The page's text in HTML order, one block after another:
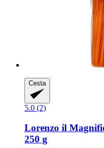
Cesta
5.0 (2)
Lorenzo il
250 g